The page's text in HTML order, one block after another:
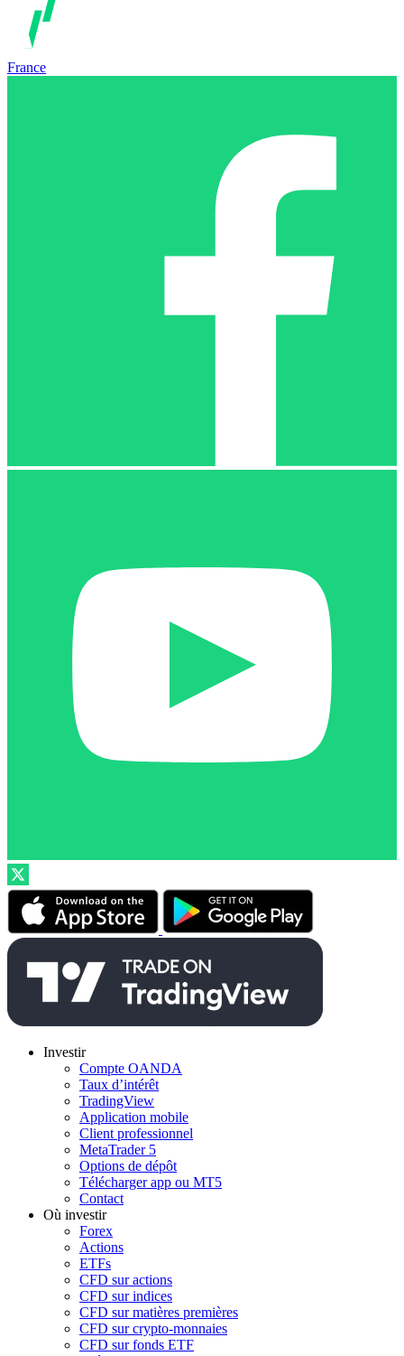
France
Investir
Compte OANDA
Taux d’intérêt
TradingView
Application mobile
Client professionnel
MetaTrader 5
Options de dépôt
Télécharger app ou MT5
Contact
Où investir
Forex
Actions
ETFs
CFD sur actions
CFD sur indices
CFD sur matières premières
CFD sur crypto-monnaies
CFD sur fonds ETF